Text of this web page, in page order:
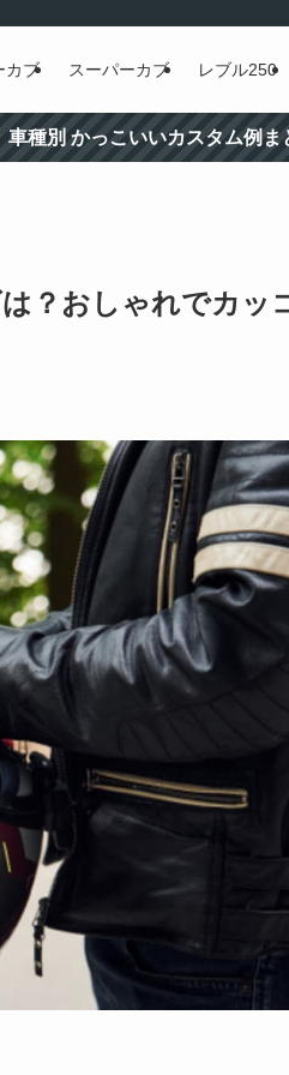
カブ スーパーカブ レブル250
車種別 かっこいいカスタム例ま
？おしゃれでカッ